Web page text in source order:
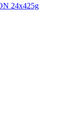
24x425g